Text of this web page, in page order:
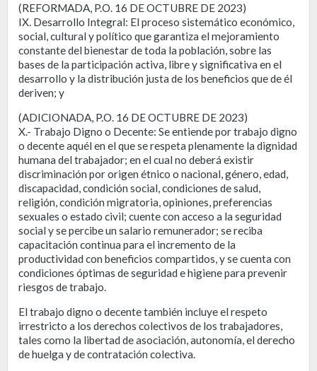
(REFORMADA, P.O. 16 DE OCTUBRE DE 2023)
IX. Desarrollo Integral: El proceso sistemático económico,
social, cultural y político que garantiza el mejoramiento
constante del bienestar de toda la población, sobre las
bases de la participación activa, libre y significativa en el
desarrollo y la distribución justa de los beneficios que de él
deriven; y
(ADICIONADA, P.O. 16 DE OCTUBRE DE 2023)
X.- Trabajo Digno o Decente: Se entiende por trabajo digno
o decente aquél en el que se respeta plenamente la dignidad
humana del trabajador; en el cual no deberá existir
discriminación por origen étnico o nacional, género, edad,
discapacidad, condición social, condiciones de salud,
religión, condición migratoria, opiniones, preferencias
sexuales o estado civil; cuente con acceso a la seguridad
social y se percibe un salario remunerador; se reciba
capacitación continua para el incremento de la
productividad con beneficios compartidos, y se cuenta con
condiciones óptimas de seguridad e higiene para prevenir
riesgos de trabajo.
El trabajo digno o decente también incluye el respeto
irrestricto a los derechos colectivos de los trabajadores,
tales como la libertad de asociación, autonomía, el derecho
de huelga y de contratación colectiva.